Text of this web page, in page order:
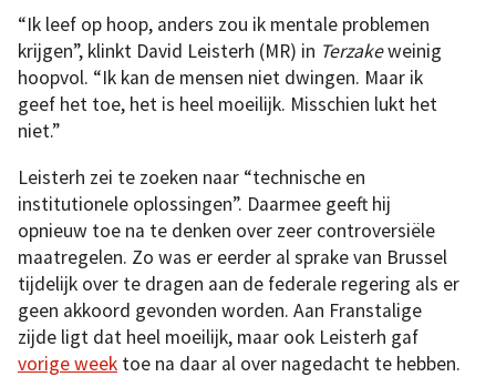
“Ik leef op hoop, anders zou ik mentale problemen
krijgen”, klinkt David Leisterh (MR) in Terzakeweinig
hoopvol. “Ik kan de mensen niet dwingen. Maar ik
geef het toe, het is heel moeilijk. Misschien lukt het
niet.”
Leisterh zei te zoeken naar “technische en
institutionele oplossingen”. Daarmee geeft hij
opnieuw toe na te denken over zeer controversiële
maatregelen. Zo was er eerder al sprake van Brussel
tijdelijk over te dragen aan de federale regering als er
geen akkoord gevonden worden. Aan Franstalige
zijde ligt dat heel moeilijk, maar ook Leisterh gaf
vorige week toe na daar al over nagedacht te hebben.